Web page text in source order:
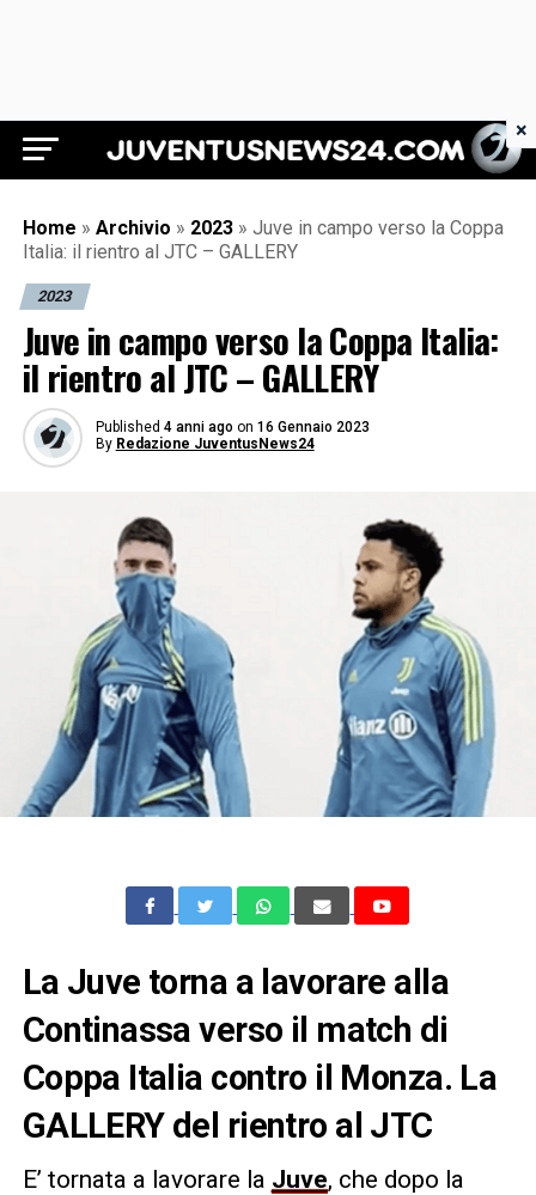
Juventus News 24
Home » Archivio » 2023 » Juve in campo verso la Coppa
Italia: il rientro al JTC – GALLERY
2023
Juve in campo verso la Coppa Italia:
il rientro al JTC – GALLERY
Published 4 anni ago on 16 Gennaio 2023
By Redazione JuventusNews24
La Juve torna a lavorare alla
Continassa verso il match di
Coppa Italia contro il Monza. La
GALLERY del rientro al JTC
E’ tornata a lavorare la Juve, che dopo la
×